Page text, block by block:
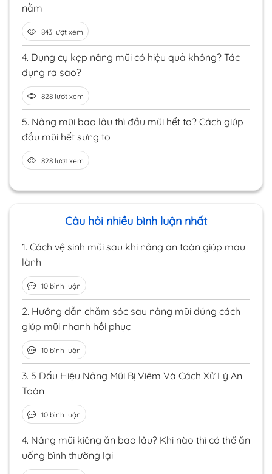
nằm
843 lượt xem
4. Dụng cụ kẹp nâng mũi có hiệu quả không? Tác
dụng ra sao?
828 lượt xem
5. Nâng mũi bao lâu thì đầu mũi hết to? Cách giúp
đầu mũi hết sưng to
828 lượt xem
Câu hỏi nhiều bình luận nhất
1. Cách vệ sinh mũi sau khi nâng an toàn giúp mau
lành
10 bình luận
2. Hướng dẫn chăm sóc sau nâng mũi đúng cách
giúp mũi nhanh hồi phục
10 bình luận
3. 5 Dấu Hiệu Nâng Mũi Bị Viêm Và Cách Xử Lý An
Toàn
10 bình luận
4. Nâng mũi kiêng ăn bao lâu? Khi nào thì có thể ăn
uống bình thường lại